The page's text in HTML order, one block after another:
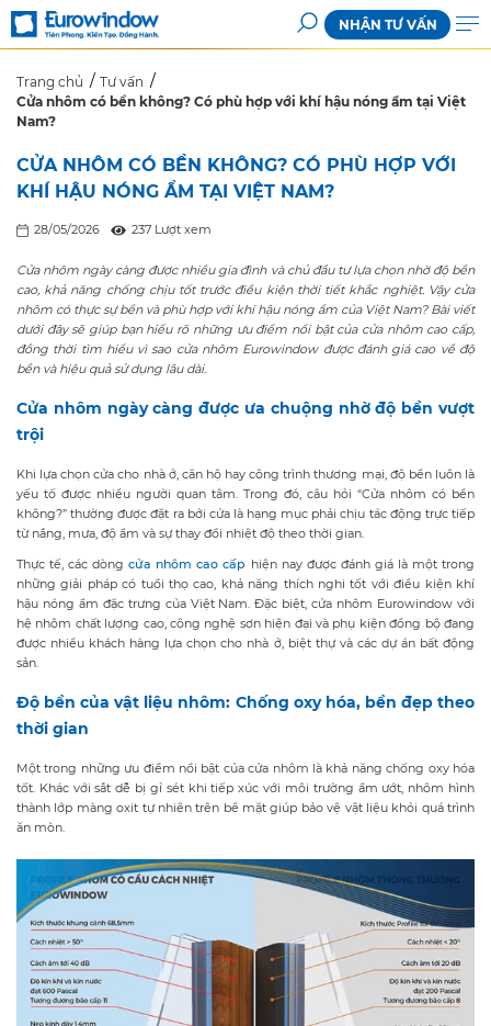
NHẬN TƯ VẤN
Trang chủ
Tư vấn
Cửa nhôm có bền không? Có phù hợp với khí hậu nóng ẩm tại Việt
Nam?
CỬA NHÔM CÓ BỀN KHÔNG? CÓ PHÙ HỢP VỚI
KHÍ HẬU NÓNG ẨM TẠI VIỆT NAM?
28/05/2026 237 Lượt xem
Cửa nhôm ngày càng được nhiều gia đình và chủ đầu tư lựa chọn nhờ độ bền
cao, khả năng chống chịu tốt trước điều kiện thời tiết khắc nghiệt. Vậy cửa
nhôm có thực sự bền và phù hợp với khí hậu nóng ẩm của Việt Nam? Bài viết
dưới đây sẽ giúp bạn hiểu rõ những ưu điểm nổi bật của cửa nhôm cao cấp,
đồng thời tìm hiểu vì sao cửa nhôm Eurowindow được đánh giá cao về độ
bền và hiệu quả sử dụng lâu dài.
Cửa nhôm ngày càng được ưa chuộng nhờ độ bền vượt
trội
Khi lựa chọn cửa cho nhà ở, căn hộ hay công trình thương mại, độ bền luôn là
yếu tố được nhiều người quan tâm. Trong đó, câu hỏi “Cửa nhôm có bền
không?” thường được đặt ra bởi cửa là hạng mục phải chịu tác động trực tiếp
từ nắng, mưa, độ ẩm và sự thay đổi nhiệt độ theo thời gian.
Thực tế, các dòngcửa nhôm cao cấp hiện nay được đánh giá là một trong
những giải pháp có tuổi thọ cao, khả năng thích nghi tốt với điều kiện khí
hậu nóng ẩm đặc trưng của Việt Nam. Đặc biệt, cửa nhôm Eurowindow với
hệ nhôm chất lượng cao, công nghệ sơn hiện đại và phụ kiện đồng bộ đang
được nhiều khách hàng lựa chọn cho nhà ở, biệt thự và các dự án bất động
sản.
Độ bền của vật liệu nhôm: Chống oxy hóa, bền đẹp theo
thời gian
Một trong những ưu điểm nổi bật của cửa nhôm là khả năng chống oxy hóa
tốt. Khác với sắt dễ bị gỉ sét khi tiếp xúc với môi trường ẩm ướt, nhôm hình
thành lớp màng oxit tự nhiên trên bề mặt giúp bảo vệ vật liệu khỏi quá trình
ăn mòn.